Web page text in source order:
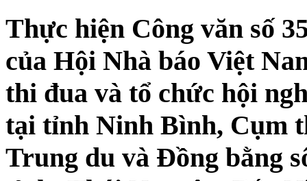
Thực hiện Công văn số
của Hội Nhà báo Việt
thi đua và tổ chức hội
tại tỉnh Ninh Bình, Cụm
Trung du và Đồng bằng